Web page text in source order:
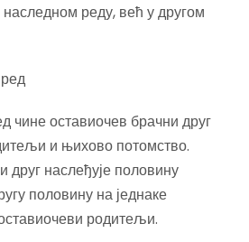
реду, већ у другом
чине оставиочев брачни друг
и њихово потомство.
друг наслеђује половину
половину на једнаке
родитељи.